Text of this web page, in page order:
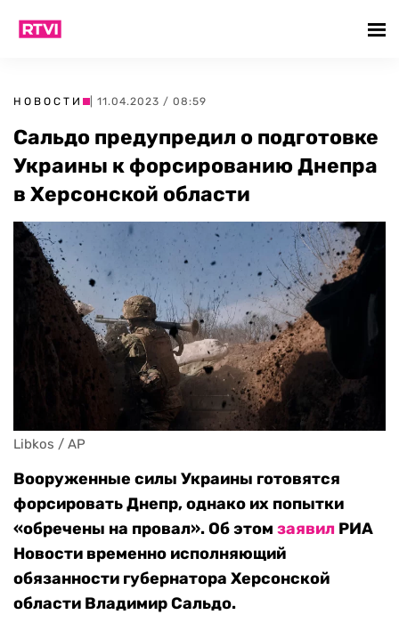
НОВОСТИ | 11.04.2023 / 08:59
Сальдо предупредил о подготовке
Украины к форсированию Днепра
в Херсонской области
Libkos / AP
Вооруженные силы Украины готовятся
форсировать Днепр, однако их попытки
«обречены на провал». Об этом заявил РИА
Новости временно исполняющий
обязанности губернатора Херсонской
области Владимир Сальдо.